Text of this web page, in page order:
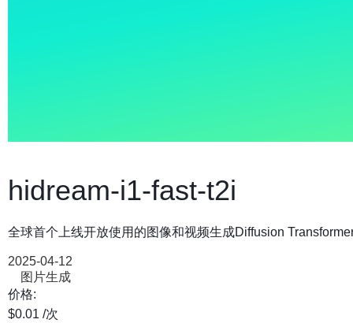
hidream-i1-fast-t2i
全球首个上线开放使用的图像和视频生成Diffusion
2025-04-12
图片生成
价格:
$0.01 /次